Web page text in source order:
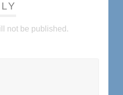
not be published.